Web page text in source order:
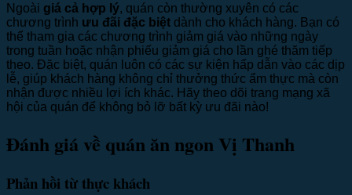
Ngoài giá cả hợp lý, quán còn thường xuyên có các
chương trình ưu đãi đặc biệt dành cho khách hàng. Bạn có
thể tham gia các chương trình giảm giá vào những ngày
trong tuần hoặc nhận phiếu giảm giá cho lần ghé thăm tiếp
theo. Đặc biệt, quán luôn có các sự kiện hấp dẫn vào các dịp
lễ, giúp khách hàng không chỉ thưởng thức ẩm thực mà còn
nhận được nhiều lợi ích khác. Hãy theo dõi trang mạng xã
hội của quán để không bỏ lỡ bất kỳ ưu đãi nào!
Đánh giá về quán ăn ngon Vị Thanh
Phản hồi từ thực khách